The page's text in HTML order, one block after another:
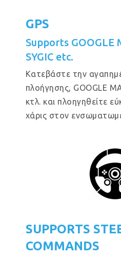
GPS
Supports GOOGLE
SYGIC etc.
Κατεβάστε την
πλοήγησης, GOOGLE
κτλ. και πλοηγηθείτε
χάρις στον
SUPPORTS
COMMANDS